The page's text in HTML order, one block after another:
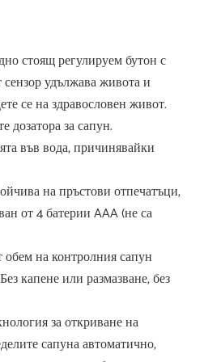
стоящ регулируем бутон с
удължава живота и
се на здравословен живот.
дозатора за сапун.
във вода, причинявайки
на пръстови отпечатъци,
от 4 батерии AAA (не са
на контролния сапун
капене или размазване, без
за откриване на
сапуна автоматично,